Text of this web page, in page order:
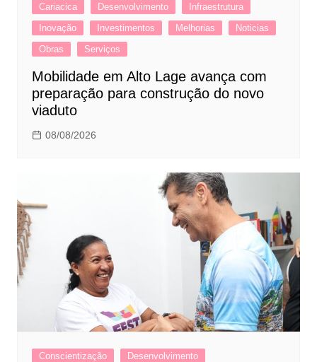
Cariacica Desenvolvimento
Infraestrutura
Inovação
Investimentos Melhorias
Noticias
Obras
Serviços
Mobilidade em Alto Lage avança com
preparação para construção do novo
viaduto
08/08/2026
Conscientização
Desenvolvimento